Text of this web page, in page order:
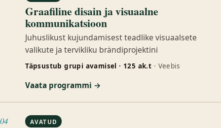
Graafiline disain ja visuaalne
kommunikatsioon
Juhuslikust kujundamisest teadlike visuaalsete
valikute ja tervikliku brändiprojektini
Täpsustub grupi avamisel · 125 ak.t · Veebis
Vaata programmi →
04 AVATUD